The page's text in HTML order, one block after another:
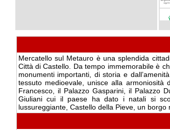
Mercatello sul Metauro è una splendida
Città di Castello. Da tempo immemorabile è
monumenti importanti, di storia e
tessuto medioevale, unisce alla armoniosità
Francesco, il Palazzo Gasparini, il Palazzo
Giuliani cui il paese ha dato i natali si
lussureggiante, Castello della Pieve, un